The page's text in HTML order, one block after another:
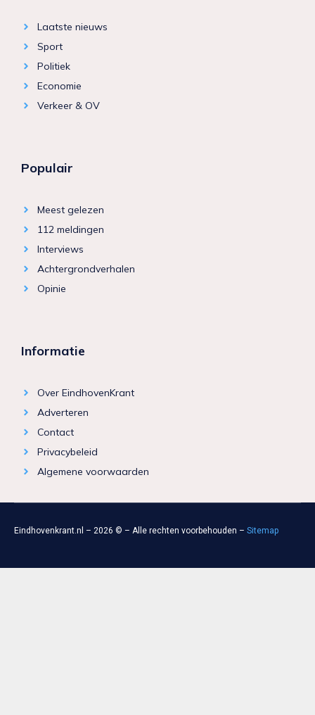
Laatste nieuws
Sport
Politiek
Economie
Verkeer & OV
Populair
Meest gelezen
112 meldingen
Interviews
Achtergrondverhalen
Opinie
Informatie
Over EindhovenKrant
Adverteren
Contact
Privacybeleid
Algemene voorwaarden
Eindhovenkrant.nl – 2026 © – Alle rechten voorbehouden – Sitemap